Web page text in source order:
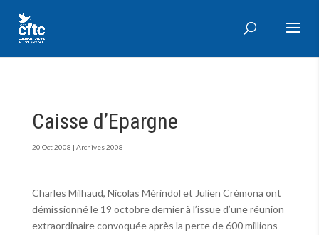
Caisse d’Epargne
20 Oct 2008 | Archives 2008
Charles Milhaud, Nicolas Mérindol et Julien Crémona ont
démissionné le 19 octobre dernier à l’issue d’une réunion
extraordinaire convoquée après la perte de 600 millions